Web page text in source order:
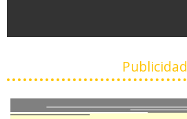
Publicidad